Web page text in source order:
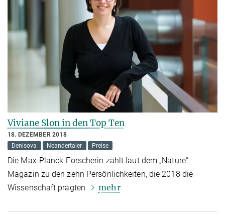
Viviane Slon in den Top Ten
18. DEZEMBER 2018
Denisova
Neandertaler Preise
Die Max-Planck-Forscherin zählt laut dem „Nature“-
Magazin zu den zehn Persönlichkeiten, die 2018 die
Wissenschaft prägten
mehr